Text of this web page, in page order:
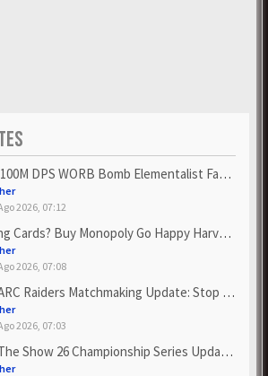
DPS WORB Bomb Elementalist Fast - Grab POE Curren...
2026, 07:12
Buy Monopoly Go Happy Harvest with Looney Tun...
2026, 07:08
Raiders Matchmaking Update: Stop Failed - Grab Bluep...
2026, 07:03
Show 26 Championship Series Update! Get Cheap & ...